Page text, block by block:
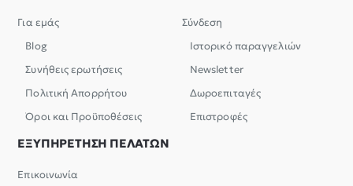
Για εμάς
Blog
Συνήθεις ερωτήσεις
Πολιτική Απορρήτου
Όροι και Προϋποθέσεις
Σύνδεση
Ιστορικό παραγγελιών
Newsletter
Δωροεπιταγές
Επιστροφές
ΕΞΥΠΗΡΕΤΗΣΗ ΠΕΛΑΤΩΝ
Επικοινωνία